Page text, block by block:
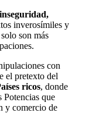
inseguridad,
inverosímiles y
son más
con
el pretexto del
ricos, donde
Potencias que
y comercio de